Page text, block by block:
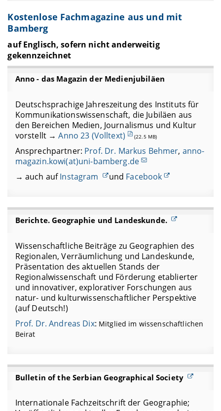
Kostenlose Fachmagazine aus und mit
Bamberg
auf Englisch, sofern nicht anderweitig
gekennzeichnet
Anno - das Magazin der Medienjubiläen
Deutschsprachige Jahreszeitung des Instituts für
Kommunikationswissenschaft, die Jubiläen aus
den Bereichen Medien, Journalismus und Kultur
vorstellt →Anno 23 (Volltext) (22.5 MB)
Ansprechpartner: Prof. Dr. Markus Behmer, anno-
magazin.kowi(at)uni-bamberg.de
→ auch aufInstagram und Facebook
Berichte. Geographie und Landeskunde.
Wissenschaftliche Beiträge zu Geographien des
Regionalen, Verräumlichung und Landeskunde,
Präsentation des aktuellen Stands der
Regionalwissenschaft und Förderung etablierter
und innovativer, explorativer Forschungen aus
natur- und kulturwissenschaftlicher Perspektive
(auf Deutsch!)
Prof. Dr. Andreas Dix: Mitglied im wissenschaftlichen
Beirat
Bulletin of the Serbian Geographical Society
Internationale Fachzeitschrift der Geographie;